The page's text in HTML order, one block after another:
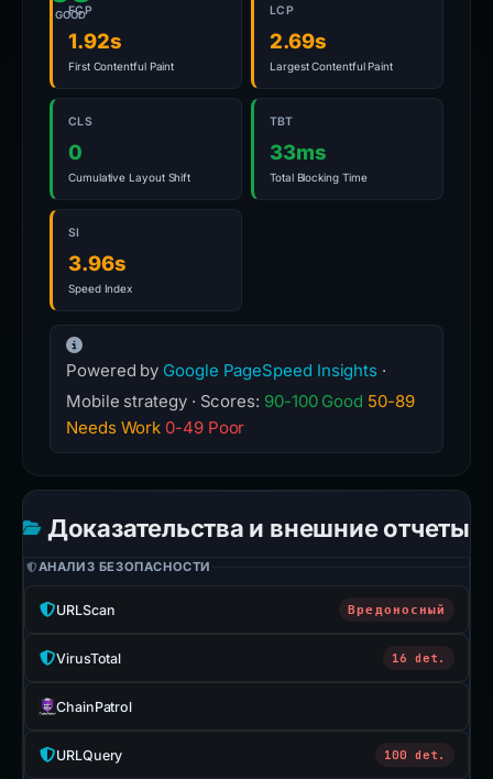
GOOD
FCP
1.92s
First Contentful Paint
LCP
2.69s
Largest Contentful Paint
CLS
0
Cumulative Layout Shift
TBT
33ms
Total Blocking Time
SI
3.96s
Speed Index
Powered by Google PageSpeed Insights ·
Mobile strategy · Scores: 90-100 Good 50-89
Needs Work 0-49 Poor
Доказательства и внешние отчеты
АНАЛИЗ БЕЗОПАСНОСТИ
URLScan Вредоносный
VirusTotal 16 det.
ChainPatrol
URLQuery 100 det.